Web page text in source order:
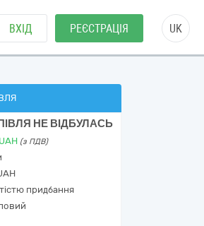
ВХІД РЕЄСТРАЦІЯ UK
НЕ ВІДБУЛАСЬ
UAH (з ПДВ)
придбання